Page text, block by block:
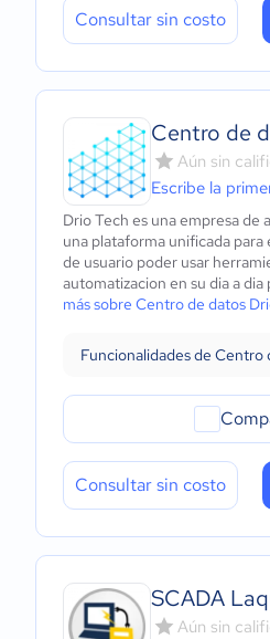
Consultar sin costo
Centro de
Aún sin
Escribe la
Drio Tech es una empresa de
una plataforma unificada
de usuario poder usar
automatizacion en su dia a dia
más sobre Centro de datos
Funcionalidades de Centro
Consultar sin costo
SCADA
Aún sin